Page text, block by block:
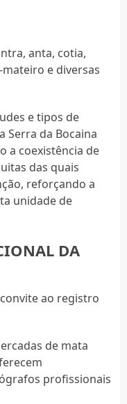
anta, cotia,
e diversas
e tipos de
Serra da Bocaina
a coexistência de
das quais
reforçando a
unidade de
DA
ao registro
de mata
profissionais